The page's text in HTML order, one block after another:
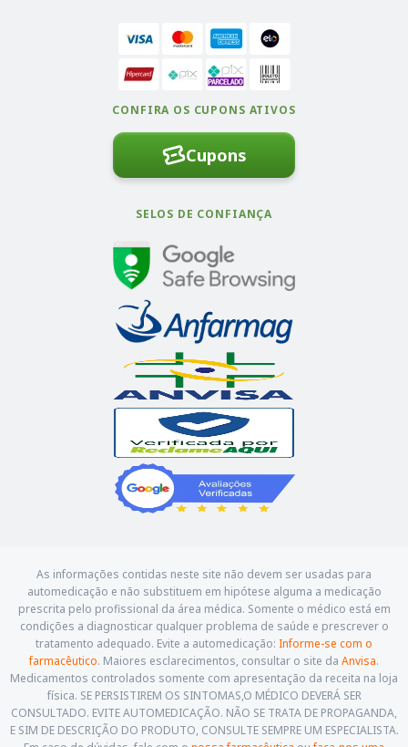
As informações contidas neste site não devem ser usadas para
automedicação e não substituem em hipótese alguma a medicação
prescrita pelo profissional da área médica. Somente o médico está em
condições a diagnosticar qualquer problema de saúde e prescrever o
tratamento adequado. Evite a automedicação: Informe-se com o
farmacêutico. Maiores esclarecimentos, consultar o site da Anvisa.
Medicamentos controlados somente com apresentação da receita na loja
física. SE PERSISTIREM OS SINTOMAS,O MÉDICO DEVERÁ SER
CONSULTADO. EVITE AUTOMEDICAÇÃO. NÃO SE TRATA DE PROPAGANDA,
E SIM DE DESCRIÇÃO DO PRODUTO, CONSULTE SEMPRE UM ESPECIALISTA.
CONFIRA OS CUPONS ATIVOS
Cupons
SELOS DE CONFIANÇA